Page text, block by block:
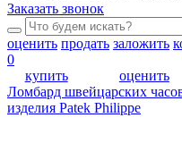
Заказать звонок
оценить продать заложить
0
купить
оценить
Ломбард швейцарских
изделия Patek Philippe